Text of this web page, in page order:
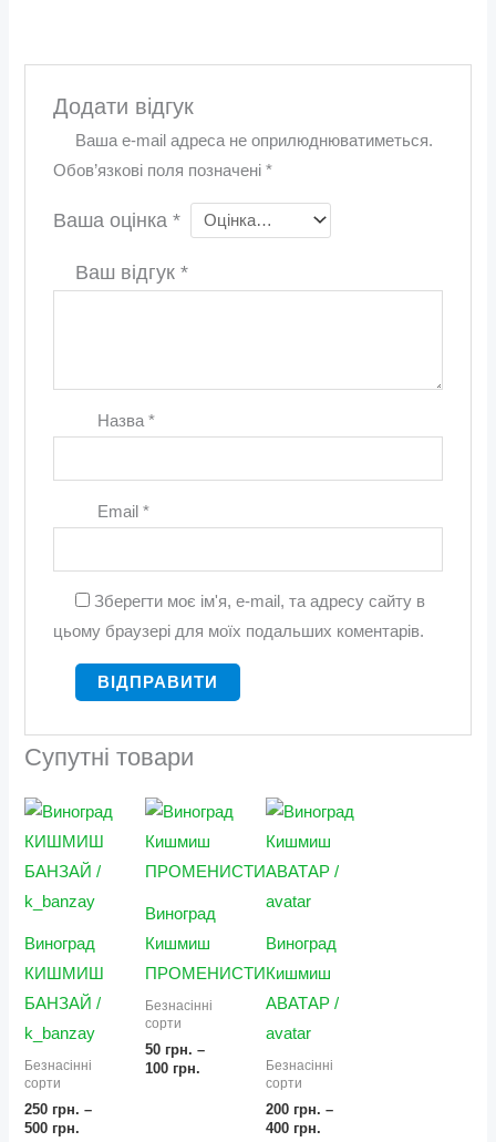
Додати відгук
Ваша e-mail адреса не оприлюднюватиметься.
Обов’язкові поля позначені *
Ваша оцінка *
Ваш відгук *
Назва*
Email *
Зберегти моє ім'я, e-mail, та адресу сайту в
цьому браузері для моїх подальших коментарів.
Супутні товари
Виноград
КИШМИШ
БАНЗАЙ /
k_banzay
Безнасінні
сорти
250 грн. –
500 грн.
Діапазон
цін:
від
250 грн.
до
500 грн.
Виноград
Кишмиш
ПРОМЕНИСТИЙ
Безнасінні
сорти
50 грн. –
100 грн.
Діапазон
цін:
від
50 грн.
до
Виноград
Кишмиш
АВАТАР /
avatar
Безнасінні
сорти
200 грн. –
400 грн.
Діапазон
цін:
від
200 грн.
до